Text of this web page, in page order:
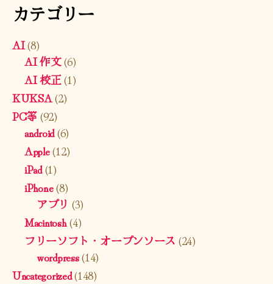
カテゴリー
AI(8)
AI 作文(6)
AI 校正(1)
KUKSA(2)
PC等(92)
android(6)
Apple(12)
iPad(1)
iPhone(8)
アプリ (3)
Macintosh(4)
フリーソフト・オープンソース (24)
wordpress(14)
Uncategorized(148)